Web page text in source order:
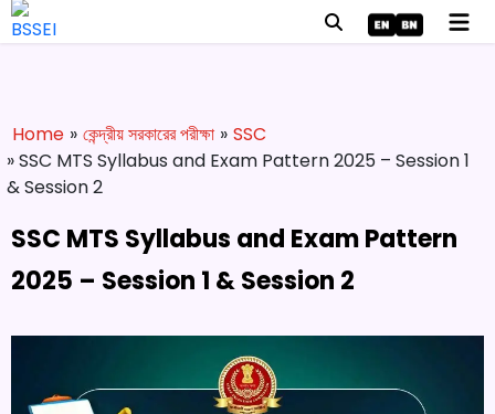
Home » কেন্দ্রীয় সরকারের পরীক্ষা » SSC
» SSC MTS Syllabus and Exam Pattern 2025 – Session 1
& Session 2
SSC MTS Syllabus and Exam Pattern
2025 – Session 1 & Session 2